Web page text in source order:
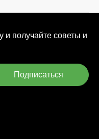
и получайте советы и